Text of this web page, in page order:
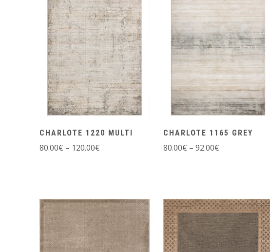
CHARLOTE 1220 MULTI
80.00€ – 120.00€
CHARLOTE 1165 GREY
80.00€ – 92.00€